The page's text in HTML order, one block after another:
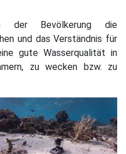
der Bevölkerung die
und das Verständnis für
gute Wasserqualität in
zu wecken bzw. zu